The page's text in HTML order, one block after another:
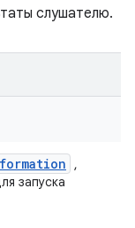
слушателю.
,
запуска